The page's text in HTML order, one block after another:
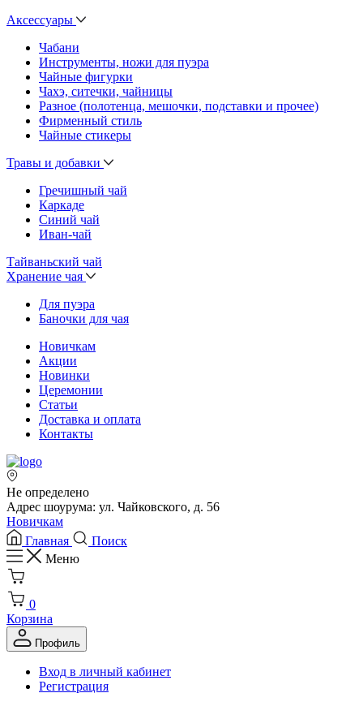
Аксессуары
Чабани
Инструменты, ножи для пуэра
Чайные фигурки
Чахэ, ситечки, чайницы
Разное (полотенца, мешочки, подставки и прочее)
Фирменный стиль
Чайные стикеры
Травы и добавки
Гречишный чай
Каркаде
Синий чай
Иван-чай
Тайваньский чай
Хранение чая
Для пуэра
Баночки для чая
Новичкам
Акции
Новинки
Церемонии
Статьи
Доставка и оплата
Контакты
Не определено
Адрес шоурума: ул. Чайковского, д. 56
Новичкам
Главная
Поиск
Меню
0
Корзина
Профиль
Вход в личный кабинет
Регистрация